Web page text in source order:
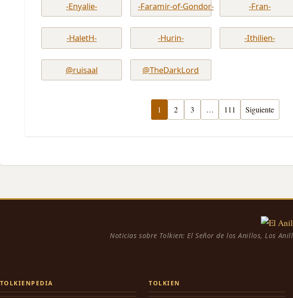
-Enyalie- -Faramir-of-Gondor- -Fran-
-HaletH- -Hurin- -Ithilien-
@ruisaal @TheDarkLord
1 2 3 … 111 Siguiente
Noticias sobre Tolkien: El Señor de los Anillos, Los
TOLKIENPEDIA TOLKIEN